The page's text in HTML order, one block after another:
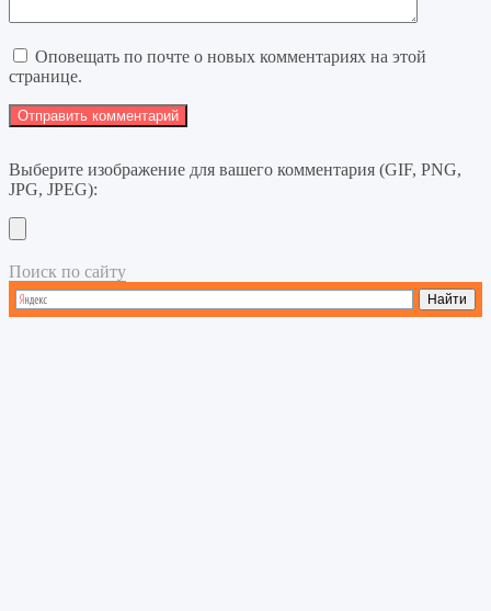
Оповещать по почте о новых комментариях на этой
странице.
Выберите изображение для вашего комментария (GIF, PNG,
JPG, JPEG):
Поиск по сайту